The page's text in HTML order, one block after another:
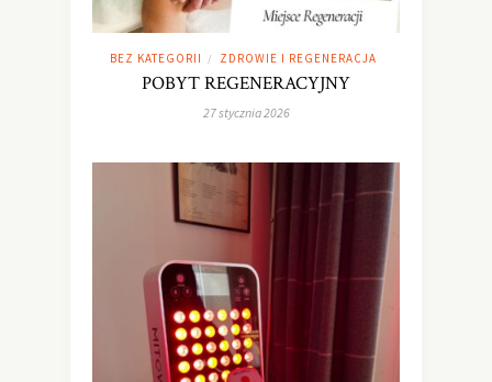
BEZ KATEGORII / ZDROWIE I REGENERACJA
POBYT REGENERACYJNY
27 stycznia 2026